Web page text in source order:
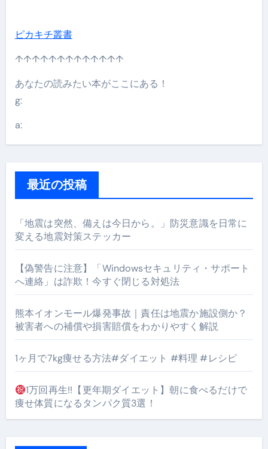
ピカキチ叢書
↑↑↑↑↑↑↑↑↑↑↑↑↑
あなたの読みたい本がここにある！
g:
a:
最近の投稿
「地震は突然、備えは今日から。」防災意識を日常に
変える地震対策ステッカー
【偽警告に注意】「Windowsセキュリティ・サポート
へ連絡」は詐欺！今すぐ閉じる対処法
熊本イオンモール爆発事故｜責任は地震か施設側か？
被害者への補償や損害賠償をわかりやすく解説
1ヶ月で7kg痩せる方法#ダイエット #料理 #レシピ
1万回再生!!【更年期ダイエット】朝に食べるだけで
痩せ体質になるタンパク質3選！